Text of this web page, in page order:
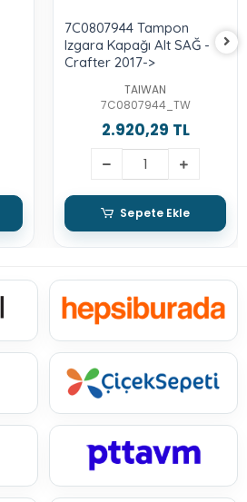
7C0807944 Tampon
Izgara Kapağı Alt SAĞ -
Crafter 2017->
TAIWAN
7C0807944_TW
2.920,29 TL
Sepete Ekle